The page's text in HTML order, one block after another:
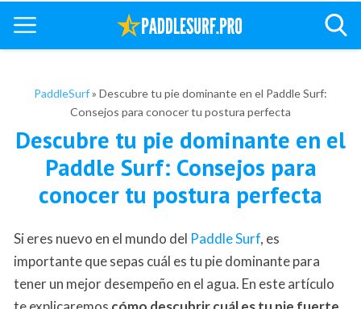
PaddleSurf» Descubre tu pie dominante en el Paddle Surf:
Consejos para conocer tu postura perfecta
Descubre tu pie dominante en el
Paddle Surf: Consejos para
conocer tu postura perfecta
Si eres nuevo en el mundo del Paddle Surf, es
importante que sepas cuál es tu pie dominante para
tener un mejor desempeño en el agua. En este artículo